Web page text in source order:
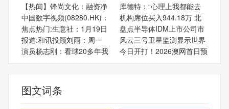
【热闻】锋尚文化：融资净
库德特：“心理上我都能去
中国数字视频(08280.HK)：
机构席位买入944.18万 北
焦点热门:生意社：1月19日
盘点半导体IDM上市公司市
报道:和讯投顾刘雨：周一
风云三号卫星监测显示世界
演员杨志刚：看球20多年我
今日开打！2026澳网首日预
图文词条